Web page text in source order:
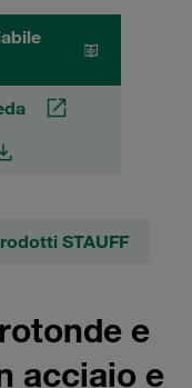
STAUFF
e
acciaio e